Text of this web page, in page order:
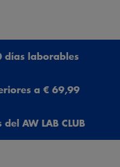
días laborables
a € 69,99
AW LAB CLUB